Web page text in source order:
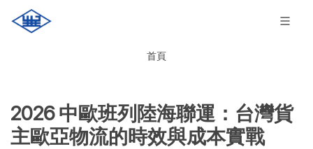
首頁
2026 中歐班列陸海聯運：台灣貨
主歐亞物流的時效與成本實戰